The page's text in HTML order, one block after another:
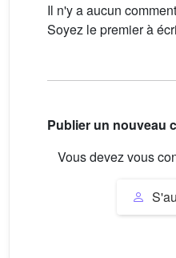
Il n'y a aucun
Soyez le premier à
Publier un nouveau
Vous devez vous